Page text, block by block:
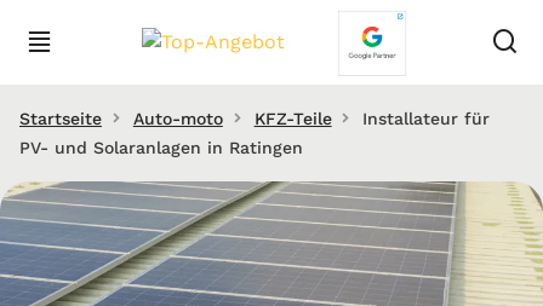
Startseite Auto-moto KFZ-Teile
Installateur für
PV- und Solaranlagen in Ratingen